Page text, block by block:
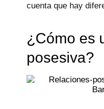
cuenta que hay
¿Cómo es
posesiva?